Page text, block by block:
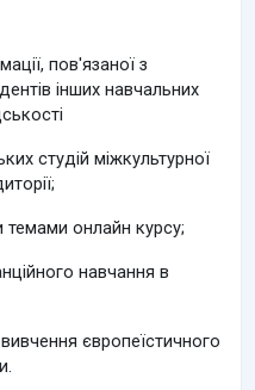
пов'язаної з
інших навчальних
студій міжкультурної
темами онлайн курсу;
навчання в
європеїстичного